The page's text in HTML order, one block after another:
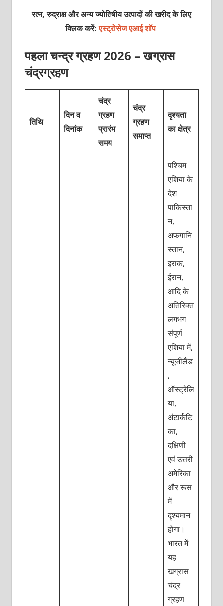
रत्न, रुद्राक्ष और अन्य ज्योतिषीय उत्पादों की खरीद के लिए
क्लिक करें:एस्ट्रोसेज एआई शॉप
पहला चन्द्र ग्रहण 2026 – खग्रास
चंद्रग्रहण
तिथि
दिन व
दिनांक
चंद्र
ग्रहण
प्रारंभ
समय
चंद्र
ग्रहण
समाप्त
दृश्यता
का क्षेत्र
पश्चिम
एशिया के
देश
पाकिस्ता
न,
अफगानि
स्तान,
इराक,
ईरान,
आदि के
अतिरिक्त
लगभग
संपूर्ण
एशिया में,
न्यूजीलैंड
,
ऑस्ट्रेलि
या,
अंटार्कटि
का,
दक्षिणी
एवं उत्तरी
अमेरिका
और रूस
में
दृश्यमान
होगा।
भारत में
यह
खग्रास
चंद्र
ग्रहण